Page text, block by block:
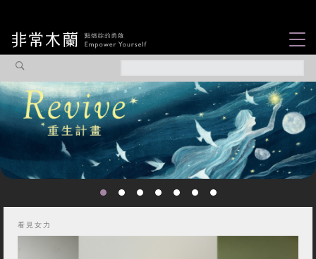
觀點專欄
焦點企劃
社會企業
認識我們
看見女力